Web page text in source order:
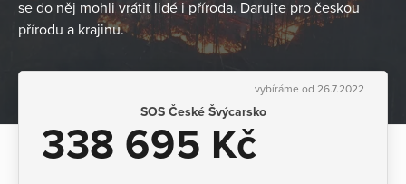
se do něj mohli vrátit lidé i příroda. Darujte pro českou
přírodu a krajinu.
vybíráme od 26.7.2022
SOS České Švýcarsko
338 695 Kč